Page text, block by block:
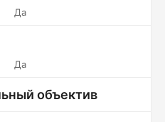
Да
Да
объектив